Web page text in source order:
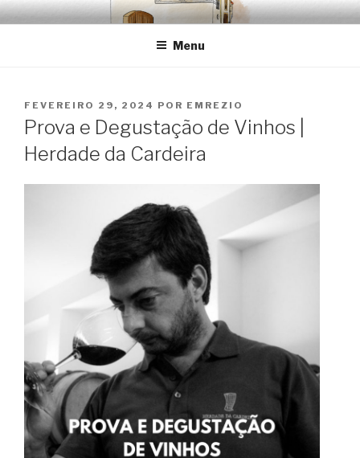
Saltar
paraEMRÉZIO
Casa Museu Interativa de Borba
Menu
PUBLICADO
EM
FEVEREIRO 29, 2024 POR EMREZIO
Prova e Degustação de Vinhos |
Herdade da Cardeira